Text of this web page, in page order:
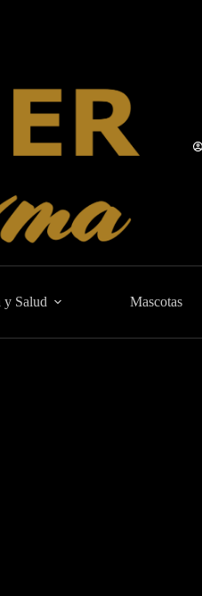
y Salud Mascotas